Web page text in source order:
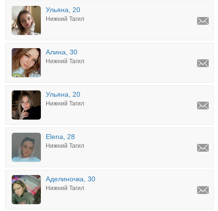
Ульяна, 20
Нижний Тагил
Алина, 30
Нижний Тагил
Ульяна, 20
Нижний Тагил
Elena, 28
Нижний Тагил
Аделиночка, 30
Нижний Тагил